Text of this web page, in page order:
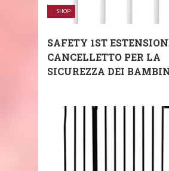
SHOP
SAFETY 1ST
CANCELLETTO PER LA
SICUREZZA DEI